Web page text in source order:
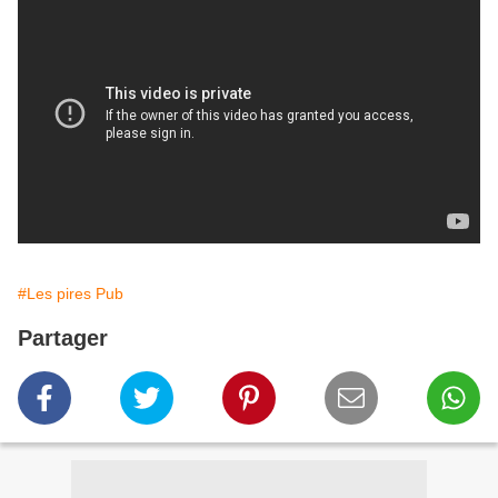
#Les pires Pub
Partager